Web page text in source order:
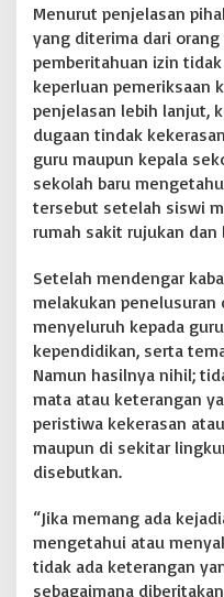
T
e
r
b
u
t
i
”
Menurut penjelasan
yang diterima dari
pemberitahuan izin
keperluan pemeriksaan
penjelasan lebih lanjut,
dugaan tindak
guru maupun kepala
sekolah baru
tersebut setelah siswi
rumah sakit rujukan dan
Setelah mendengar
melakukan
menyeluruh kepada
kependidikan, serta
Namun hasilnya nihil;
mata atau keterangan
peristiwa kekerasan
maupun di sekitar
disebutkan.
“Jika memang ada
mengetahui atau
tidak ada keterangan
sebagaimana